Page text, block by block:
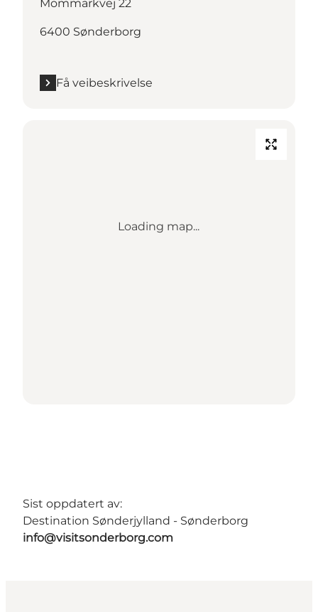
Mommarkvej 22
6400 Sønderborg
Få veibeskrivelse
Loading map...
Sist oppdatert av:
Destination Sønderjylland - Sønderborg
info@visitsonderborg.com